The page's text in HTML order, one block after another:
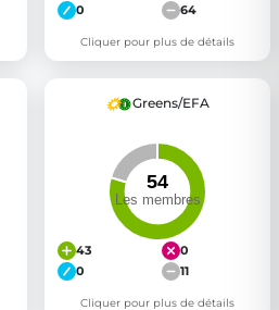
0
64
Cliquer pour plus de détails
Greens/EFA
43
0
0
11
Cliquer pour plus de détails